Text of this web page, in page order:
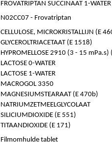
FROVATRIPTAN SUCCINAAT 1-
N02CC07 - Frovatriptan
CELLULOSE, MICROKRISTALLIJN (E
GLYCEROLTRIACETAAT (E 1518)
HYPROMELLOSE 2910 (3 - 15 mPa.s)
LACTOSE 0-WATER
LACTOSE 1-WATER
MACROGOL 3350
MAGNESIUMSTEARAAT (E 470b)
NATRIUMZETMEELGLYCOLAAT
SILICIUMDIOXIDE (E 551)
TITAANDIOXIDE (E 171)
Filmomhulde tablet